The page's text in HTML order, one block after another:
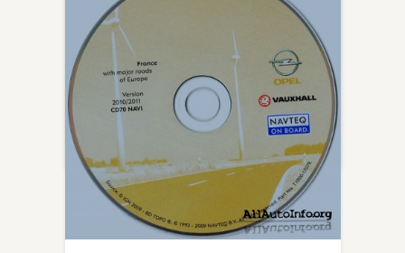
Идентификация номеров
агрегатов автомобилей Opel.
chiips__
23-08-2011, 19:53